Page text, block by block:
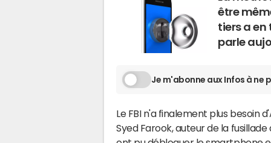
être
tiers a en
parle
Je m'abonne aux Infos à ne
Le FBI n'a finalement plus besoin
Syed Farook, auteur de la